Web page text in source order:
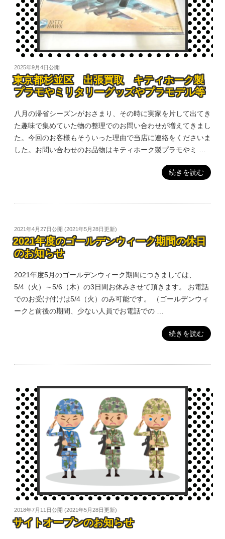
2025年9月4日公開
東京都杉並区 出張買取 キティホーク製
プラモやミリタリーグッズやプラモデル等
八月の帰省シーズンがおさまり、その時に実家を片して出てき
た趣味で集めていた物の整理でのお問い合わせが増えてきまし
た。今回のお客様もそういった理由で当店に連絡をくださいま
した。お問い合わせのお品物はキティホーク製プラモやミ …
続きを読む
2021年4月27日公開 (2021年5月28日更新)
2021年度のゴールデンウィーク期間の休日
のお知らせ
2021年度5月のゴールデンウィーク期間につきましては、
5/4（火）～5/6（木）の3日間お休みさせて頂きます。 お電話
でのお受け付けは5/4（火）のみ可能です。 （ゴールデンウィ
ークと前後の期間、少ない人員でお電話での …
続きを読む
2018年7月11日公開 (2021年5月28日更新)
サイトオープンのお知らせ